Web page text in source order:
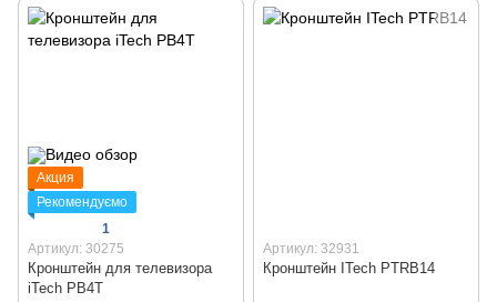
Акция
Рекомендуємо
1
Артикул: 30275
Кронштейн для телевизора
iTech PB4T
Артикул: 32931
Кронштейн ITech PTRB14